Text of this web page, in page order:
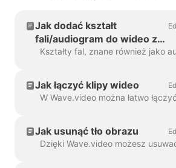
Jak dodać kształt
fali/audiogram do wideo za
pomocą Wave.video
Jak łączyć klipy wideo
Jak usunąć tło obrazu